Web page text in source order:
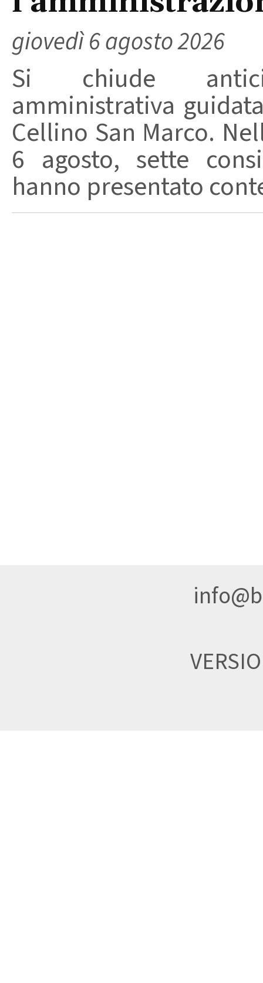
giovedì 6 agosto 2026
Si chiude
amministrativa
Cellino San Marco.
6 agosto, sette
hanno presentato